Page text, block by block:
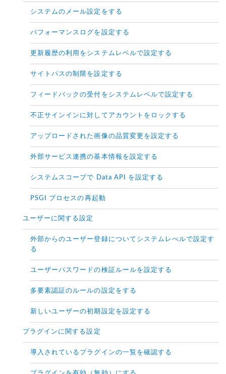
システムのメール設定をする
パフォーマンスログを設定する
更新履歴の利用をシステムレベルで設定する
サイトパスの制限を設定する
フィードバックの受付をシステムレベルで設定する
不正サインインに対してアカウントをロックする
アップロードされた画像の品質変更を設定する
外部サービス連携の基本情報を設定する
システムスコープで Data API を設定する
PSGI プロセスの再起動
ユーザーに関する設定
外部からのユーザー登録についてシステムレべルで設定す
る
ユーザーパスワードの検証ルールを設定する
多要素認証のルールの設定をする
新しいユーザーの初期設定を設定する
プラグインに関する設定
導入されているプラグインの一覧を確認する